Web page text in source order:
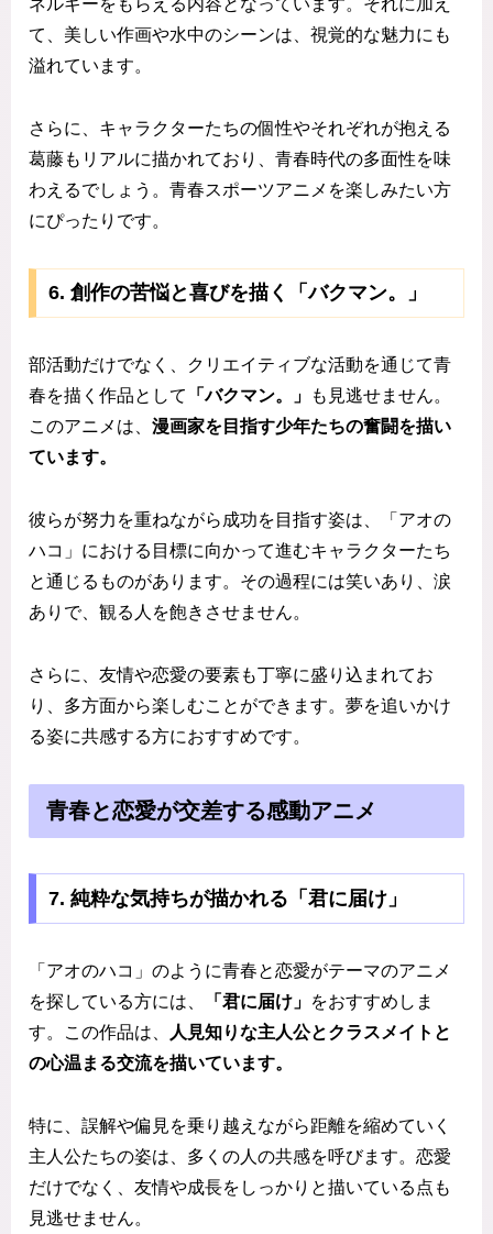
ネルギーをもらえる内容となっています。それに加え
て、美しい作画や水中のシーンは、視覚的な魅力にも
溢れています。
さらに、キャラクターたちの個性やそれぞれが抱える
葛藤もリアルに描かれており、青春時代の多面性を味
わえるでしょう。青春スポーツアニメを楽しみたい方
にぴったりです。
6. 創作の苦悩と喜びを描く「バクマン。」
部活動だけでなく、クリエイティブな活動を通じて青
春を描く作品として
「バクマン。」
も見逃せません。
このアニメは、 漫画家を目指す少年たちの奮闘を描い
ています。
彼らが努力を重ねながら成功を目指す姿は、「アオの
ハコ」における目標に向かって進むキャラクターたち
と通じるものがあります。その過程には笑いあり、涙
ありで、観る人を飽きさせません。
さらに、友情や恋愛の要素も丁寧に盛り込まれてお
り、多方面から楽しむことができます。夢を追いかけ
る姿に共感する方におすすめです。
青春と恋愛が交差する感動アニメ
7. 純粋な気持ちが描かれる「君に届け」
「アオのハコ」のように青春と恋愛がテーマのアニメ
を探している方には、
「君に届け」 をおすすめしま
す。この作品は、
人見知りな主人公とクラスメイトと
の心温まる交流を描いています。
特に、誤解や偏見を乗り越えながら距離を縮めていく
主人公たちの姿は、多くの人の共感を呼びます。恋愛
だけでなく、友情や成長をしっかりと描いている点も
見逃せません。